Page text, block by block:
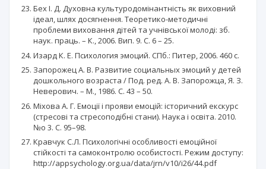
Бех І. Д. Духовна культуродомінантність як виховний
ідеал, шлях досягнення. Теоретико-методичні
проблеми виховання дітей та учнівської молоді: зб.
наук. праць. – К., 2006. Вип. 9. С. 6 – 25.
Изард К. Е. Психология эмоций. СПб.: Питер, 2006. 460 с.
Запорожец А. В. Развитие социальных эмоций у детей
дошкольного возраста / Под. ред. А. В. Запорожца, Я. З.
Неверович. – М., 1986. С. 43 – 50.
Міхова А. Г. Емоції і прояви емоцій: історичний екскурс
(стресові та стресоподібні стани). Наука і освіта. 2010.
№o 3. С. 95–98.
Кравчук С.Л. Психологічні особливості емоційної
стійкості та самоконтролю особистості. Режим доступу:
http://appsychology.org.ua/data/jrn/v10/i26/44.pdf